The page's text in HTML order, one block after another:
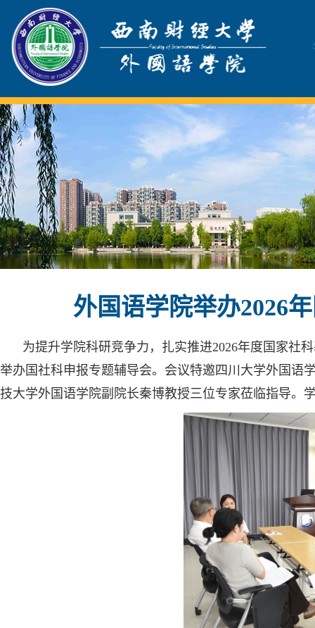
外国语学院举办2026
为提升学院科研竞争力，扎实推进2026年度国家社
举办国社科申报专题辅导会。会议特邀四川大学外国语
技大学外国语学院副院长秦博教授三位专家莅临指导。